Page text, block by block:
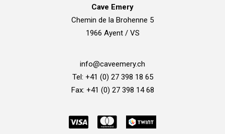
Cave Emery
Chemin de la Brohenne 5
1966 Ayent / VS
info@caveemery.ch
Tel: +41 (0) 27 398 18 65
Fax: +41 (0) 27 398 14 68